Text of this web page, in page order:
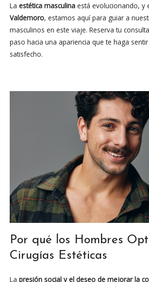
La estética masculina está evolucionando, y
Valdemoro, estamos aquí para guiar a
masculinos en este viaje. Reserva tu
paso hacia una apariencia que te haga
satisfecho.
Por qué los Hombres
Cirugías Estéticas
La presión social y el deseo de mejorar la